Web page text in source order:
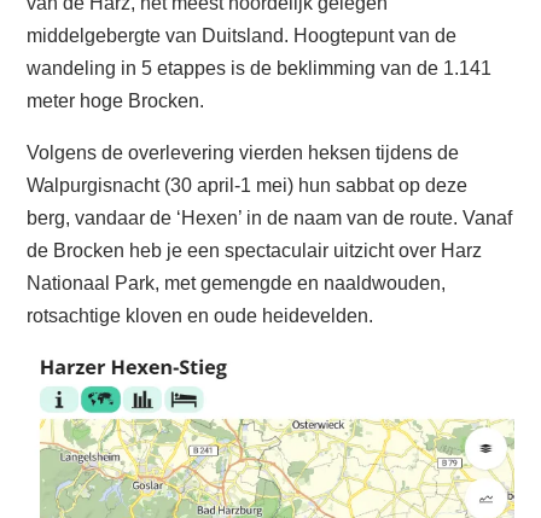
middelgebergte van Duitsland. Hoogtepunt van de
wandeling in 5 etappes is de beklimming van de 1.141
meter hoge Brocken.
Volgens de overlevering vierden heksen tijdens de
Walpurgisnacht (30 april-1 mei) hun sabbat op deze
berg, vandaar de ‘Hexen’ in de naam van de route. Vanaf
de Brocken heb je een spectaculair uitzicht over Harz
Nationaal Park, met gemengde en naaldwouden,
rotsachtige kloven en oude heidevelden.